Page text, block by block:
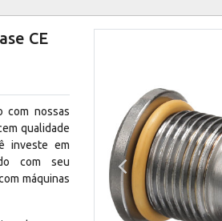
CE
com nossas
qualidade
investe em
com seu
máquinas